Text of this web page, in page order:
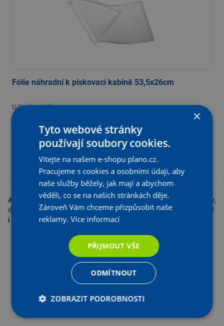
Fólie náhradní k pískovací kabině 53,5x26cm
U Dodavatele
Na objednání
Aktuální prodejní cena:
s DPH
+ KS Vložit do košíku
Automotive nářadízahrnujevše pro opravy a údržbu vozidel
. Klíče,
diagnostika, zvedáky i čistící prostředky.Vhodné pro domácí garáž
i autoservis.
×
Tyto webové stránky
používají soubory cookies.
Vítejte na našem e-shopu plano.cz.
Pracujeme s cookies a osobními údaji, aby
naše služby běžely, jak mají a abychom
věděli, co se na našich stránkách děje.
Zároveň Vám chceme přizpůsobit naše
reklamy.Více informací
PŘIJMOUT VŠE
ODMÍTNOUT
ZOBRAZIT PODROBNOSTI